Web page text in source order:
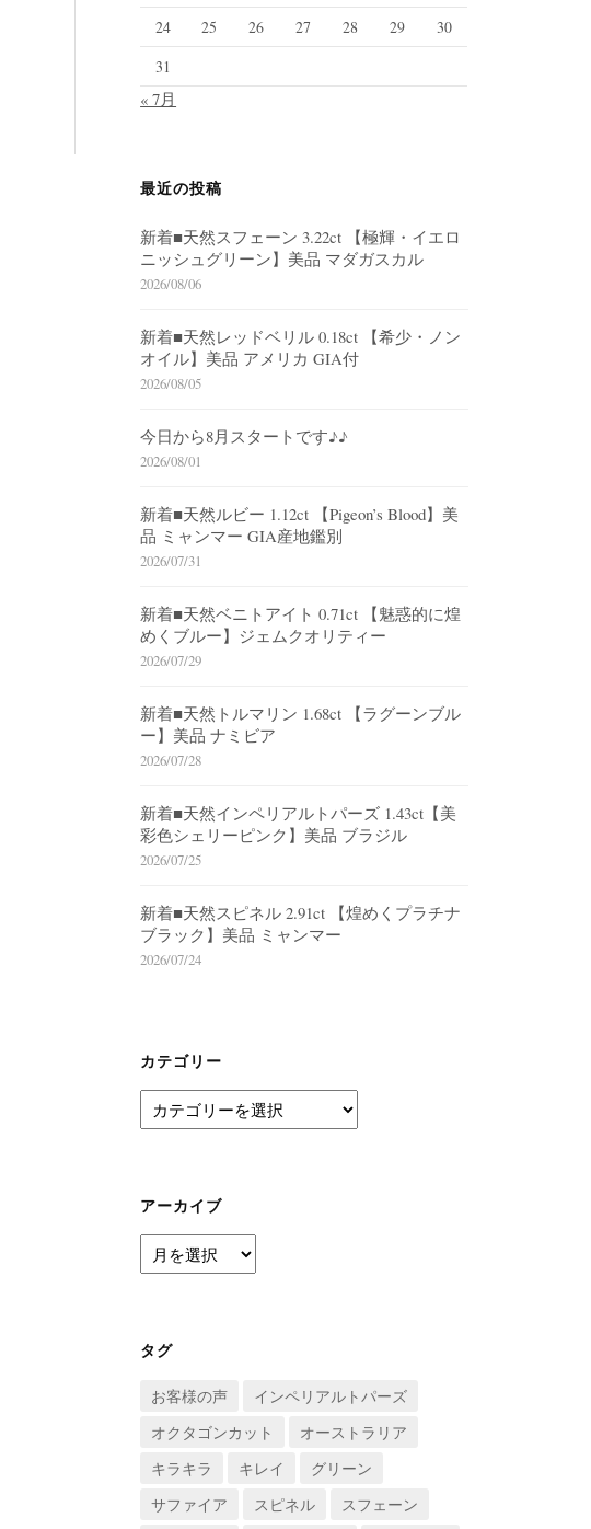
24
25 26 27 28 29
30
31
« 7月
最近の投稿
新着■天然スフェーン 3.22ct 【極輝・イエロ
ニッシュグリーン】美品 マダガスカル
2026/08/06
新着■天然レッドベリル 0.18ct 【希少・ノン
オイル】美品 アメリカ GIA付
2026/08/05
今日から8月スタートです♪♪
2026/08/01
新着■天然ルビー 1.12ct 【Pigeon’s Blood】美
品 ミャンマー GIA産地鑑別
2026/07/31
新着■天然ベニトアイト 0.71ct 【魅惑的に煌
めくブルー】ジェムクオリティー
2026/07/29
新着■天然トルマリン 1.68ct 【ラグーンブル
ー】美品 ナミビア
2026/07/28
新着■天然インペリアルトパーズ 1.43ct【美
彩色シェリーピンク】美品 ブラジル
2026/07/25
新着■天然スピネル 2.91ct 【煌めくプラチナ
ブラック】美品 ミャンマー
2026/07/24
カテゴリー
テ
ー
アーカイブ
ア
ー
ブ
タグ
お客様の声
インペリアルトパーズ
オクタゴンカット
オーストラリア
キラキラ
キレイ
グリーン
サファイア
スピネル スフェーン